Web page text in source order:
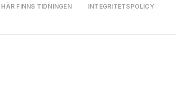
HÄR FINNS TIDNINGEN
INTEGRITETSPOLICY